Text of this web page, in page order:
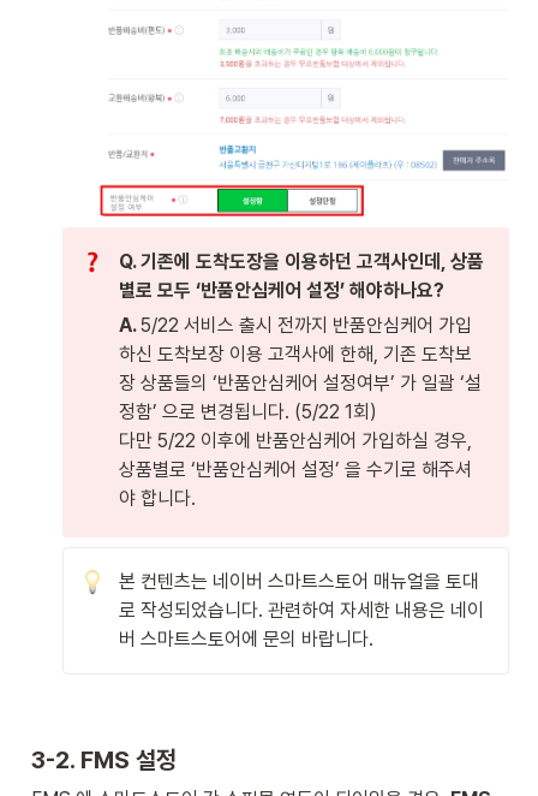
Q. 기존에 도착도장을 이용하던 고객사인데, 상품
별로 모두 ‘반품안심케어 설정’ 해야하나요?
A. 5/22 서비스 출시 전까지 반품안심케어 가입
하신 도착보장 이용 고객사에 한해, 기존 도착보
장 상품들의 ‘반품안심케어 설정여부’ 가 일괄 ‘설
정함’ 으로 변경됩니다. (5/22 1회)
다만 5/22 이후에 반품안심케어 가입하실 경우,
상품별로 ‘반품안심케어 설정’ 을 수기로 해주셔
야 합니다.
본 컨텐츠는 네이버 스마트스토어 매뉴얼을 토대
로 작성되었습니다. 관련하여 자세한 내용은 네이
버 스마트스토어에 문의 바랍니다.
3-2. FMS 설정